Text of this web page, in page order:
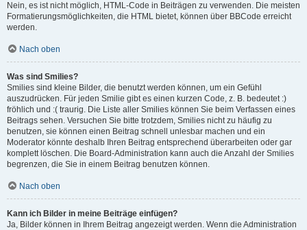
Nein, es ist nicht möglich, HTML-Code in Beiträgen zu verwenden. Die meisten
Formatierungsmöglichkeiten, die HTML bietet, können über BBCode erreicht
werden.
Nach oben
Was sind Smilies?
Smilies sind kleine Bilder, die benutzt werden können, um ein Gefühl
auszudrücken. Für jeden Smilie gibt es einen kurzen Code, z. B. bedeutet :)
fröhlich und :( traurig. Die Liste aller Smilies können Sie beim Verfassen eines
Beitrags sehen. Versuchen Sie bitte trotzdem, Smilies nicht zu häufig zu
benutzen, sie können einen Beitrag schnell unlesbar machen und ein
Moderator könnte deshalb Ihren Beitrag entsprechend überarbeiten oder gar
komplett löschen. Die Board-Administration kann auch die Anzahl der Smilies
begrenzen, die Sie in einem Beitrag benutzen können.
Nach oben
Kann ich Bilder in meine Beiträge einfügen?
Ja, Bilder können in Ihrem Beitrag angezeigt werden. Wenn die Administration